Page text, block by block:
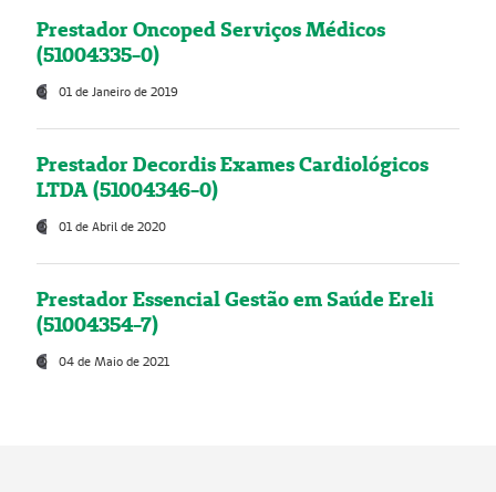
Prestador Oncoped Serviços Médicos
(51004335-0)
01 de Janeiro de 2019
Prestador Decordis Exames Cardiológicos
LTDA (51004346-0)
01 de Abril de 2020
Prestador Essencial Gestão em Saúde Ereli
(51004354-7)
04 de Maio de 2021